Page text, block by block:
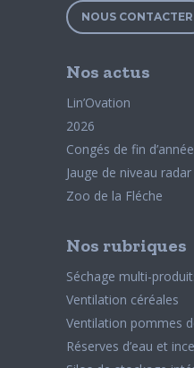
NOUS CONTACTER
Nos actus
Lin’Ovation
2026
Congés de fin d’année
Jauge de niveau radar
Zoo de la Fléche
Nos rubriques
Séchage multi-
Ventilation céréales
Ventilation pommes
Réserves d’eau et